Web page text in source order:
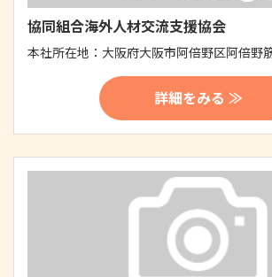
協同組合海外人材交流支援協会
本社所在地： 大阪府大阪市阿倍野区阿倍野
詳細をみる ≫